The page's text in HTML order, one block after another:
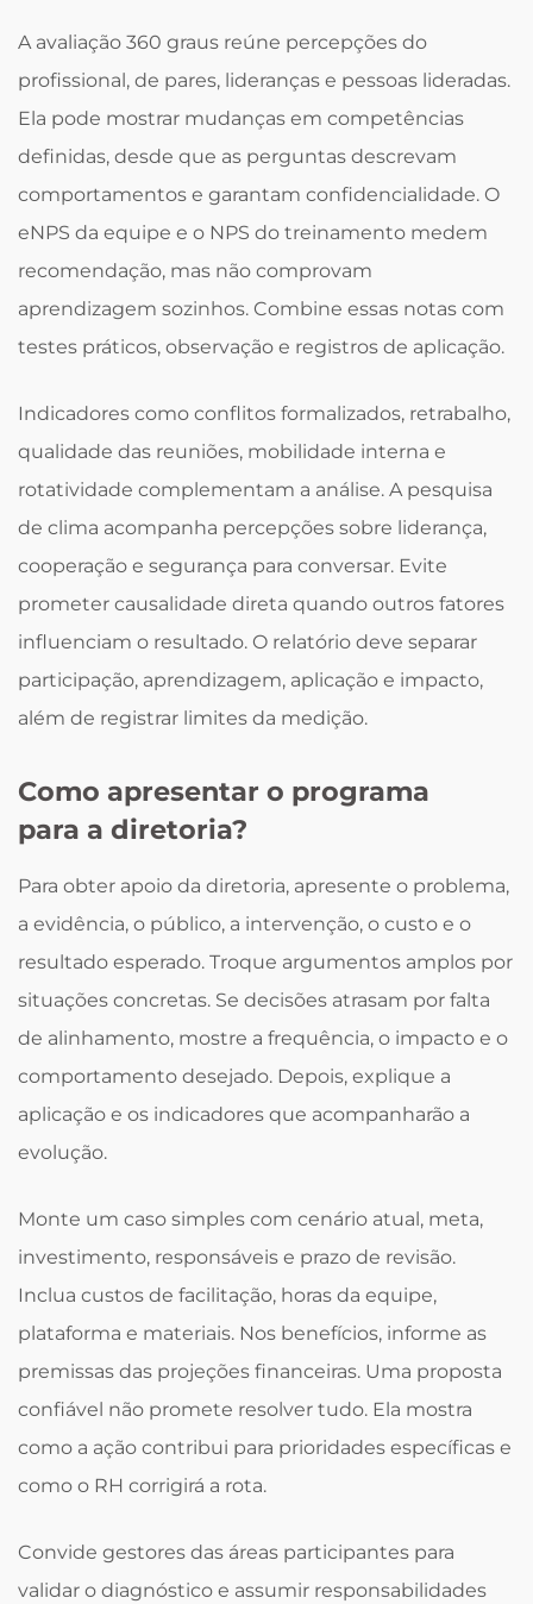
A avaliação 360 graus reúne percepções do
profissional, de pares, lideranças e pessoas lideradas.
Ela pode mostrar mudanças em competências
definidas, desde que as perguntas descrevam
comportamentos e garantam confidencialidade. O
eNPS da equipe e o NPS do treinamento medem
recomendação, mas não comprovam
aprendizagem sozinhos. Combine essas notas com
testes práticos, observação e registros de aplicação.
Indicadores como conflitos formalizados, retrabalho,
qualidade das reuniões, mobilidade interna e
rotatividade complementam a análise. A pesquisa
de clima acompanha percepções sobre liderança,
cooperação e segurança para conversar. Evite
prometer causalidade direta quando outros fatores
influenciam o resultado. O relatório deve separar
participação, aprendizagem, aplicação e impacto,
além de registrar limites da medição.
Como apresentar o programa
para a diretoria?
Para obter apoio da diretoria, apresente o problema,
a evidência, o público, a intervenção, o custo e o
resultado esperado. Troque argumentos amplos por
situações concretas. Se decisões atrasam por falta
de alinhamento, mostre a frequência, o impacto e o
comportamento desejado. Depois, explique a
aplicação e os indicadores que acompanharão a
evolução.
Monte um caso simples com cenário atual, meta,
investimento, responsáveis e prazo de revisão.
Inclua custos de facilitação, horas da equipe,
plataforma e materiais. Nos benefícios, informe as
premissas das projeções financeiras. Uma proposta
confiável não promete resolver tudo. Ela mostra
como a ação contribui para prioridades específicas e
como o RH corrigirá a rota.
Convide gestores das áreas participantes para
validar o diagnóstico e assumir responsabilidades